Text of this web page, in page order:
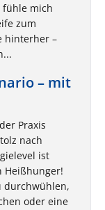
fühle mich
zum
hinterher –
– mit
Praxis
nach
ist
Heißhunger!
durchwühlen,
oder eine